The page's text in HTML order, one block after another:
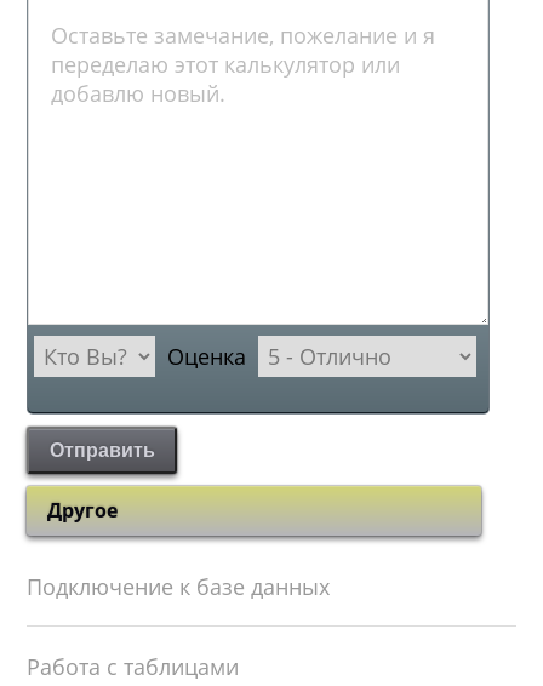
Оценка
Отправить
Другое
Подключение к базе данных
Работа с таблицами